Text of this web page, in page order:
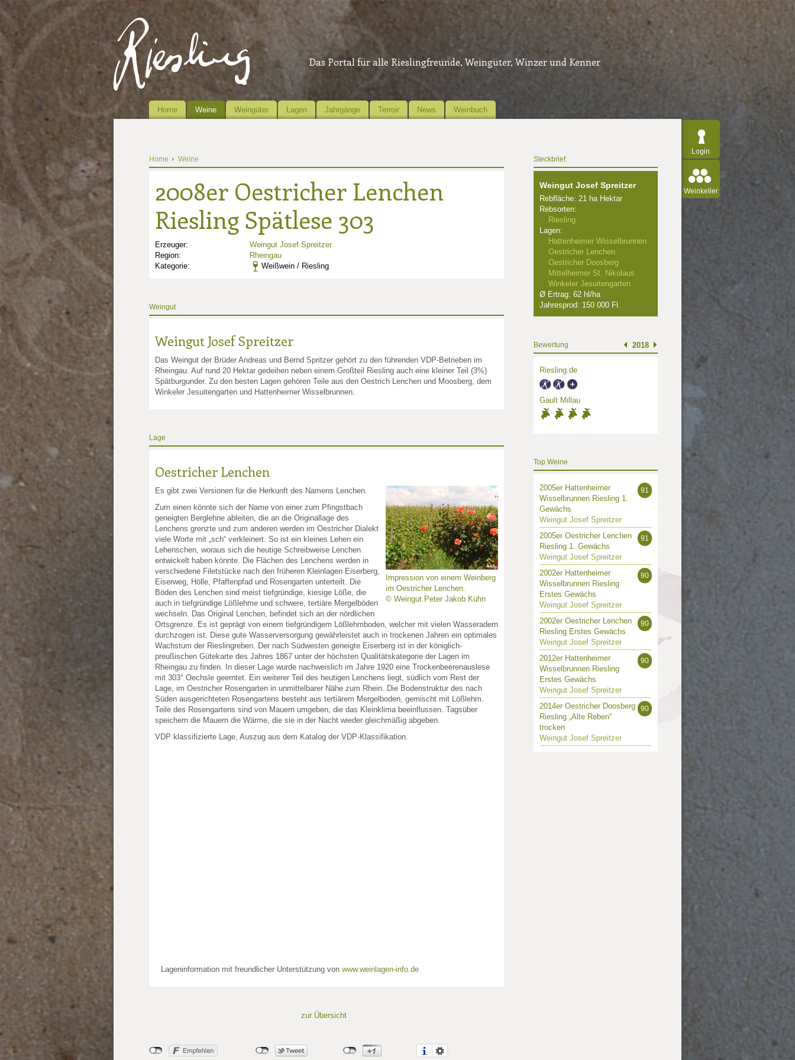
Das Portal für alle Rieslingfreunde, Weingüter, Winzer und Kenner
Home Weine Weingüter Lagen Jahrgänge Terroir News Weinbuch
Login
Weinkeller
Home Weine
2008er Oestricher Lenchen
Riesling Spätlese 303
Erzeuger:
Weingut Josef Spreitzer
Region:
Rheingau
Kategorie:
Weißwein / Riesling
Weingut
Weingut Josef Spreitzer
Das Weingut der Brüder Andreas und Bernd Spritzer gehört zu den führenden VDP-Betrieben im
Rheingau. Auf rund 20 Hektar gedeihen neben einem Großteil Riesling auch eine kleiner Teil (3%)
Spätburgunder. Zu den besten Lagen gehören Teile aus den Oestrich Lenchen und Moosberg, dem
Winkeler Jesuitengarten und Hattenheimer Wisselbrunnen.
Lage
Oestricher Lenchen
Impression von einem Weinberg
im Oestricher Lenchen.
© Weingut Peter Jakob Kühn
Es gibt zwei Versionen für die Herkunft des Namens Lenchen.
Zum einen könnte sich der Name von einer zum Pfingstbach
geneigten Berglehne ableiten, die an die Originallage des
Lenchens grenzte und zum anderen werden im Oestricher Dialekt
viele Worte mit „sch“ verkleinert. So ist ein kleines Lehen ein
Lehenschen, woraus sich die heutige Schreibweise Lenchen
entwickelt haben könnte. Die Flächen des Lenchens werden in
verschiedene Filetstücke nach den früheren Kleinlagen Eiserberg,
Eiserweg, Hölle, Pfaffenpfad und Rosengarten unterteilt. Die
Böden des Lenchen sind meist tiefgründige, kiesige Löße, die
auch in tiefgründige Lößlehme und schwere, tertiäre Mergelböden
wechseln. Das Original Lenchen, befindet sich an der nördlichen
Ortsgrenze. Es ist geprägt von einem tiefgründigem Lößlehmboden, welcher mit vielen Wasseradern
durchzogen ist. Diese gute Wasserversorgung gewährleistet auch in trockenen Jahren ein optimales
Wachstum der Rieslingreben. Der nach Südwesten geneigte Eiserberg ist in der königlich-
preußischen Gütekarte des Jahres 1867 unter der höchsten Qualitätskategorie der Lagen im
Rheingau zu finden. In dieser Lage wurde nachweislich im Jahre 1920 eine Trockenbeerenauslese
mit 303° Oechsle geerntet. Ein weiterer Teil des heutigen Lenchens liegt, südlich vom Rest der
Lage, im Oestricher Rosengarten in unmittelbarer Nähe zum Rhein. Die Bodenstruktur des nach
Süden ausgerichteten Rosengartens besteht aus tertiärem Mergelboden, gemischt mit Lößlehm.
Teile des Rosengartens sind von Mauern umgeben, die das Kleinklima beeinflussen. Tagsüber
speichern die Mauern die Wärme, die sie in der Nacht wieder gleichmäßig abgeben.
VDP klassifizierte Lage, Auszug aus dem Katalog der VDP-Klassifikation.
Lageninformation mit freundlicher Unterstützung von www.weinlagen-info.de
zur Übersicht
Steckbrief
Weingut Josef Spreitzer
Rebfläche: 21 ha Hektar
Rebsorten:
Riesling
Lagen:
Hattenheimer Wisselbrunnen
Oestricher Lenchen
Oestricher Doosberg
Mittelheimer St. Nikolaus
Winkeler Jesuitengarten
Ø Ertrag: 62 hl/ha
Jahresprod: 150 000 Fl.
Bewertung 2018
Riesling.de
Gault Millau
4
Punkte: 4
Punkte: 4
Millau Punkte: 4
Top Weine
91
2005er Hattenheimer
Wisselbrunnen Riesling 1.
Gewächs
Weingut Josef Spreitzer
91
2005er Oestricher Lenchen
Riesling 1. Gewächs
Weingut Josef Spreitzer
90
2002er Hattenheimer
Wisselbrunnen Riesling
Erstes Gewächs
Weingut Josef Spreitzer
90
2002er Oestricher Lenchen
Riesling Erstes Gewächs
Weingut Josef Spreitzer
90
2012er Hattenheimer
Wisselbrunnen Riesling
Erstes Gewächs
Weingut Josef Spreitzer
90
2014er Oestricher Doosberg
Riesling „Alte Reben“
trocken
Weingut Josef Spreitzer